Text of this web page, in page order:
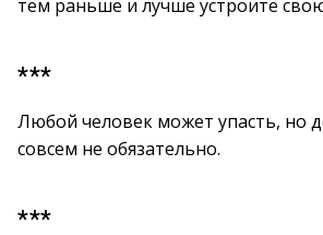
тем раньше и лучше устроите
***
Любой человек может упасть, но
совсем не обязательно.
***